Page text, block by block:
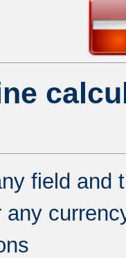
field and